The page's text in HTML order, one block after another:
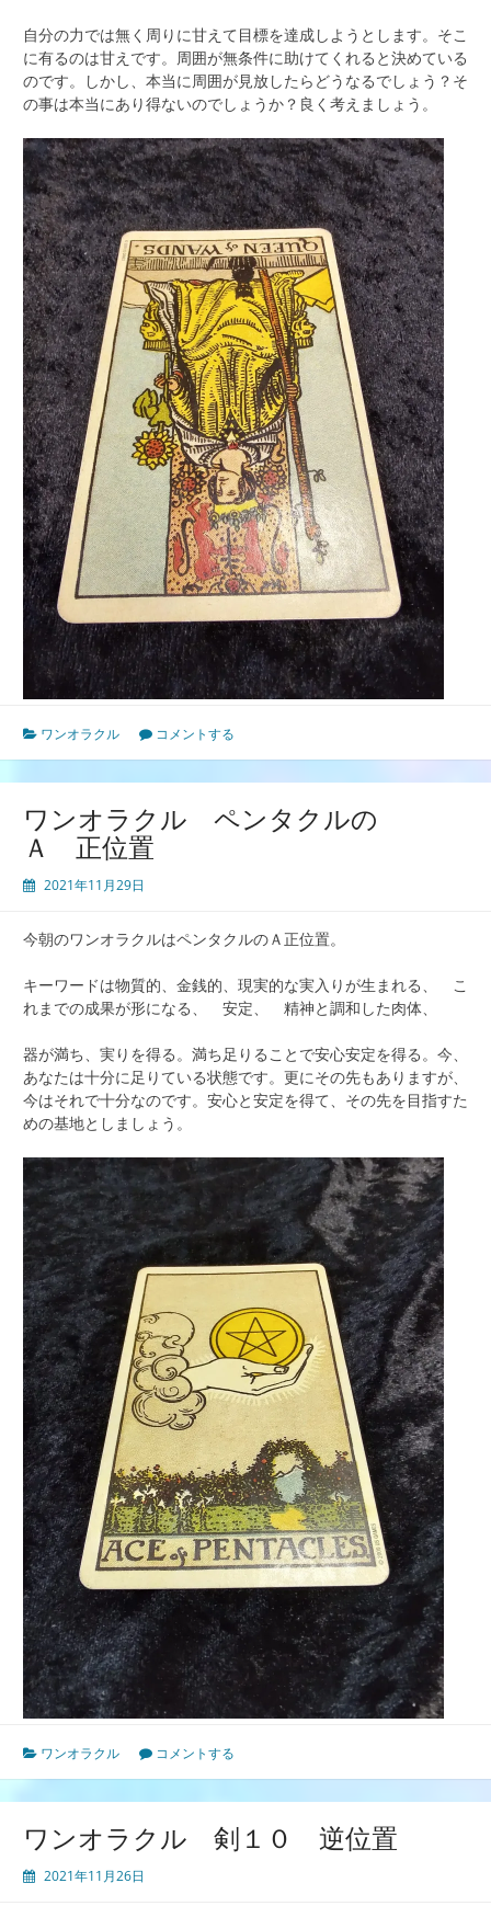
自分の力では無く周りに甘えて目標を達成しようとします。そこ
に有るのは甘えです。周囲が無条件に助けてくれると決めている
のです。しかし、本当に周囲が見放したらどうなるでしょう？そ
の事は本当にあり得ないのでしょうか？良く考えましょう。
ワンオラクル コメントする
ワンオラクル ペンタクルの
Ａ 正位置
2021年11月29日
今朝のワンオラクルはペンタクルのＡ正位置。
キーワードは物質的、金銭的、現実的な実入りが生まれる、 こ
れまでの成果が形になる、 安定、 精神と調和した肉体、
器が満ち、実りを得る。満ち足りることで安心安定を得る。今、
あなたは十分に足りている状態です。更にその先もありますが、
今はそれで十分なのです。安心と安定を得て、その先を目指すた
めの基地としましょう。
ワンオラクル コメントする
ワンオラクル 剣１０ 逆位置
2021年11月26日